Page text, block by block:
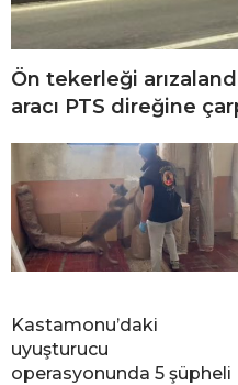
Ön tekerleği
aracı PTS direğine
Kastamonu’daki
uyuşturucu
operasyonunda 5 şüpheli